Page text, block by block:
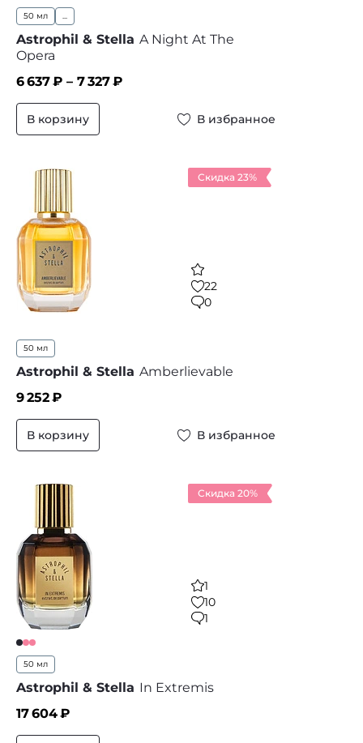
50 мл ...
Astrophil & Stella A Night At The
Opera
6 637₽ – 7 327₽
В корзину В избранное
Скидка 23%
22
0
50 мл
Astrophil & Stella Amberlievable
9 252₽
В корзину В избранное
Скидка 20%
1
10
1
50 мл
Astrophil & Stella In Extremis
17 604₽